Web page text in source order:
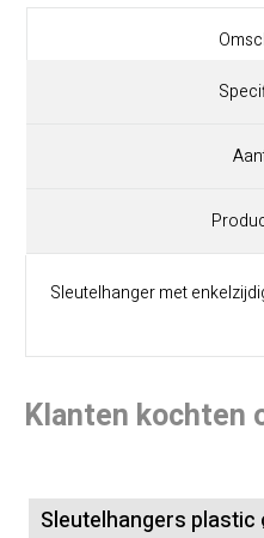
Sleutelhanger met
Klanten kochten
Sleutelhangers plastic